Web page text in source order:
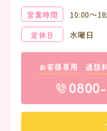
営業時間
10:00～
定休日
水曜日
お客様専用 通話